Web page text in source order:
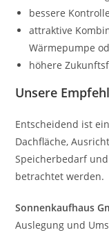
bessere
attraktive
Wärmepumpe
höhere
Unsere
Entscheidend ist
Dachfläche,
Speicherbedarf
betrachtet werden.
Sonnenkaufhaus
Auslegung und